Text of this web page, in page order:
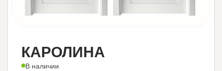
КАРОЛИНА
В наличии